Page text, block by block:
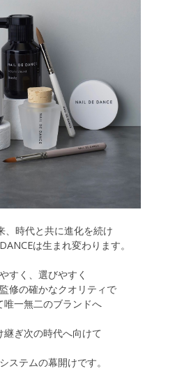
、時代と共に進化を続け
は生まれ変わります。
すく、選びやすく
修の確かなクオリティで
唯一無二のブランドへ
継ぎ次の時代へ向けて
ステムの幕開けです。